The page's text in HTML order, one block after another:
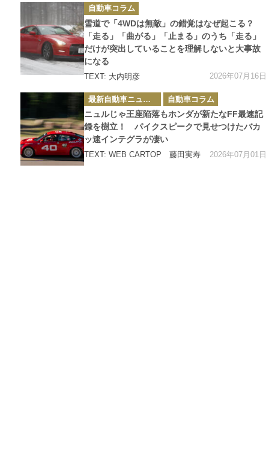
カ
テ
ゴ
リ
ー
自動車コラム
雪道で「4WDは無敵」の錯覚はなぜ起こる？
「走る」「曲がる」「止まる」のうち「走る」
だけが突出していることを理解しないと大事故
になる
TEXT: 大内明彦 2026年07月16日
カ
テ
ゴ
リ
ー
最新自動車ニュース 自動車コラム
ニュルじゃ王座陥落もホンダが新たなFF最速記
録を樹立！ パイクスピークで見せつけたバカ
ッ速インテグラが凄い
TEXT: WEB CARTOP 藤田実寿 2026年07月01日